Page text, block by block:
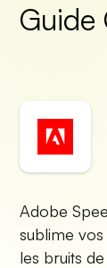
Guide
Adobe
sublime
les bruits